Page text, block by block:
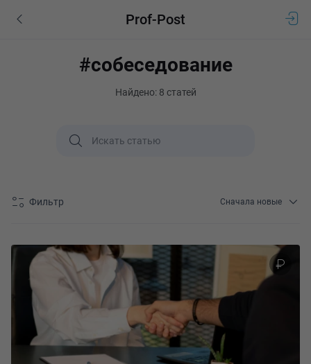
Prof-Post
#собеседование
Найдено: 8 статей
Фильтр Сначала новые